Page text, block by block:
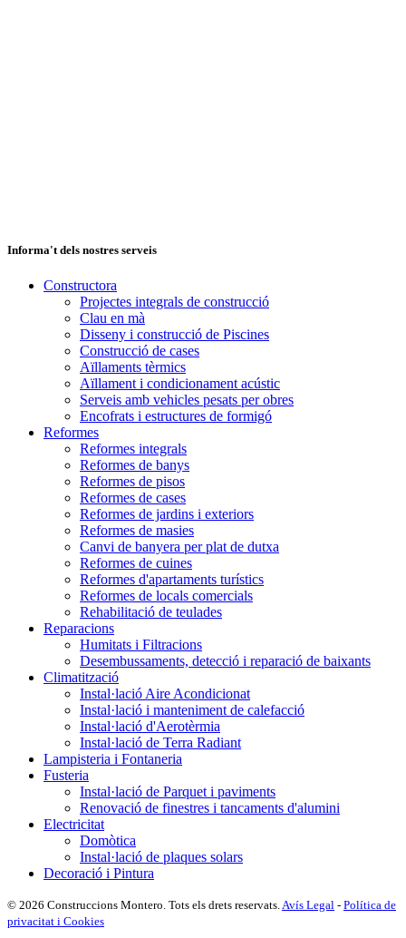
Informa't dels nostres serveis
Constructora
Projectes integrals de construcció
Clau en mà
Disseny i construcció de Piscines
Construcció de cases
Aïllaments tèrmics
Aïllament i condicionament acústic
Serveis amb vehicles pesats per obres
Encofrats i estructures de formigó
Reformes
Reformes integrals
Reformes de banys
Reformes de pisos
Reformes de cases
Reformes de jardins i exteriors
Reformes de masies
Canvi de banyera per plat de dutxa
Reformes de cuines
Reformes d'apartaments turístics
Reformes de locals comercials
Rehabilitació de teulades
Reparacions
Humitats i Filtracions
Desembussaments, detecció i reparació de baixants
Climatització
Instal·lació Aire Acondicionat
Instal·lació i manteniment de calefacció
Instal·lació d'Aerotèrmia
Instal·lació de Terra Radiant
Lampisteria i Fontaneria
Fusteria
Instal·lació de Parquet i paviments
Renovació de finestres i tancaments d'alumini
Electricitat
Domòtica
Instal·lació de plaques solars
Decoració i Pintura
© 2026 Construccions Montero. Tots els drets reservats. Avís Legal - Política de
privacitat i Cookies